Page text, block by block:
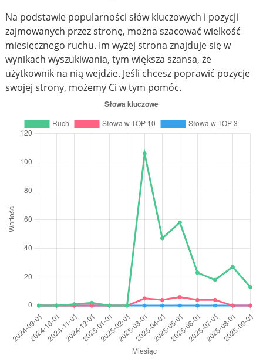
Na podstawie popularności słów kluczowych i pozycji
zajmowanych przez stronę, można szacować wielkość
miesięcznego ruchu. Im wyżej strona znajduje się w
wynikach wyszukiwania, tym większa szansa, że
użytkownik na nią wejdzie. Jeśli chcesz poprawić pozycje
swojej strony, możemy Ci w tym pomóc.